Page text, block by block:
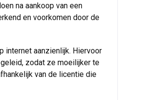
na aankoop van een
en voorkomen door de
internet aanzienlijk. Hiervoor
zodat ze moeilijker te
van de licentie die